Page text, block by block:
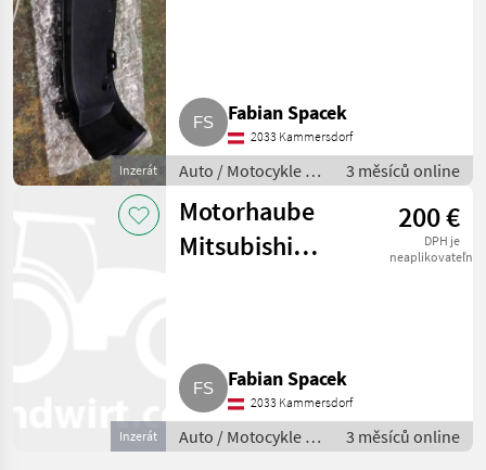
Inzerát
Fabian Spacek
2033 Kammersdorf
Auto / Motocykle /
Auto
3 měsíců online
Inzerát
Motorhaube
Mitsubishi
200 €
DPH je
neaplikovateľné
Fabian Spacek
2033 Kammersdorf
Auto / Motocykle /
Auto
3 měsíců online